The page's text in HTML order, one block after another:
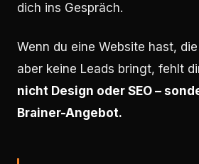
dich ins Gespräch.
Wenn du eine Website hast,
aber keine Leads bringt, fehlt
nicht Design oder SEO –
Brainer-Angebot.